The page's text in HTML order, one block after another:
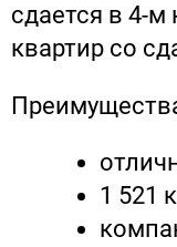
сдается в 4-м
квартир со
1 521